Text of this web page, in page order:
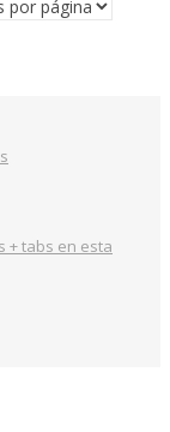
+ tabs en esta